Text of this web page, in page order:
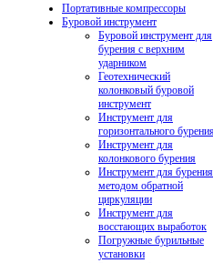
Портативные компрессоры
Буровой инструмент
Буровой инструмент для
бурения с верхним
ударником
Геотехнический
колонковый буровой
инструмент
Инструмент для
горизонтального
Инструмент для
колонкового бурения
Инструмент для бурения
методом обратной
циркуляции
Инструмент для
восстающих выработок
Погружные бурильные
установки